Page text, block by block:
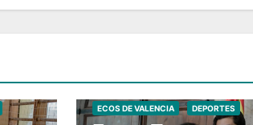
ECOS DE VALENCIA DEPORTES